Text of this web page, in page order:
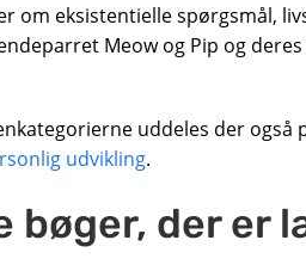
om eksistentielle spørgsmål,
Meow og Pip og
uddeles der også
udvikling.
bøger, der